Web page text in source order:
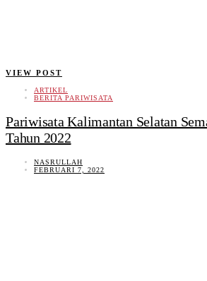
VIEW POST
ARTIKEL
BERITA PARIWISATA
Pariwisata Kalimantan Selatan
Tahun 2022
NASRULLAH
FEBRUARI 7, 2022